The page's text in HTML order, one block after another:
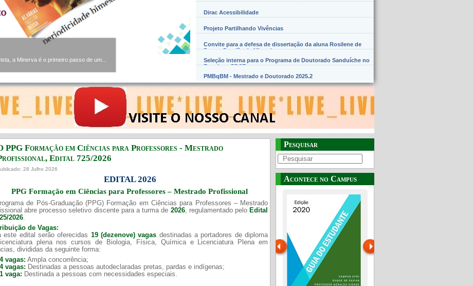
a Minerva é o primeiro passo de um...
Dirac Acessibilidade
Projeto Partilhando Vivências
Convite para a defesa de dissertação da aluna Rosilene de
Barros Damião de Miranda
Seleção interna para o Programa de Doutorado Sanduíche no
Exterior – PDSE
PMBqBM - Mestrado e Doutorado 2025.2
PPG Formação em Ciências para Professores - Mestrado
Edital ​725/202​6
28 Julho 2026
EDITAL 2026
PPG Formação em Ciências para Professores – Mestrado Profissional
de Pós-Graduação (PPG) Formação em Ciências para Professores – Mestrado
abre processo seletivo discente para a turma de 2026, regulamentado pelo Edital
2026.
de Vagas:
este edital serão oferecidas 19 (dezenove) vagas destinadas a portadores de diploma
plena nos cursos de Biologia, Física, Química e Licenciatura Plena em
divididas da seguinte forma:
vagas: Ampla concorrência;
vagas: Destinadas a pessoas autodeclaradas pretas, pardas e indígenas;
vaga: Destinada a pessoas com necessidades especiais.
Pesquisar
Acontece no Campus